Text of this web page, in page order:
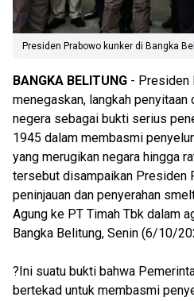
Presiden Prabowo kunker di Bangka
BANGKA BELITUNG - Presiden
menegaskan, langkah
negera sebagai bukti serius
1945 dalam membasmi
yang merugikan negara hingga
tersebut disampaikan Presiden
peninjauan dan penyerahan
Agung ke PT Timah Tbk dalam
Bangka Belitung, Senin (6/10/
?Ini suatu bukti bahwa
bertekad untuk membasmi